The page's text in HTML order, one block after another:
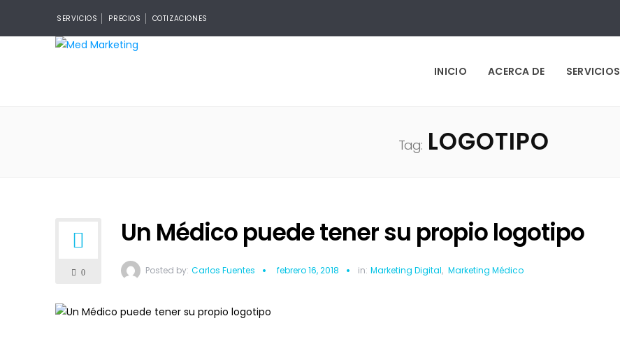
SERVICIOS PRECIOS COTIZACIONES
INICIO ACERCA DE SERVICIOS
Tag:LOGOTIPO
0
Un Médico puede tener su propio logotipo
Posted by: Carlos Fuentes febrero 16, 2018 in: Marketing Digital, Marketing Médico